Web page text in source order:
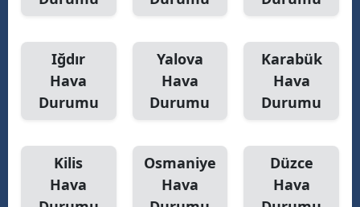
Iğdır
Hava
Durumu
Yalova
Hava
Durumu
Karabük
Hava
Durumu
Kilis
Hava
Osmaniye
Hava
Düzce
Hava